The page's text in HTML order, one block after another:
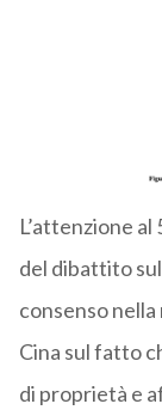
L’attenzione
del dibattito
consenso
Cina sul fatto
di proprietà e